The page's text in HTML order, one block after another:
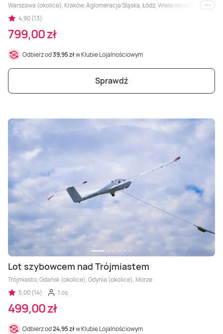
Warszawa (okolice), Kraków, Aglomeracja Śląska, Łódź, Wiele lokalizacji
i inne
4,90 (13)
799,00 zł
Odbierz od39,95 złw Klubie Lojalnościowym
Sprawdź
Lot szybowcem nad Trójmiastem
Trójmiasto, Gdańsk (okolice), Gdynia (okolice), Morze
5,00 (14)
1 os.
499,00 zł
Odbierz od24,95 złw Klubie Lojalnościowym